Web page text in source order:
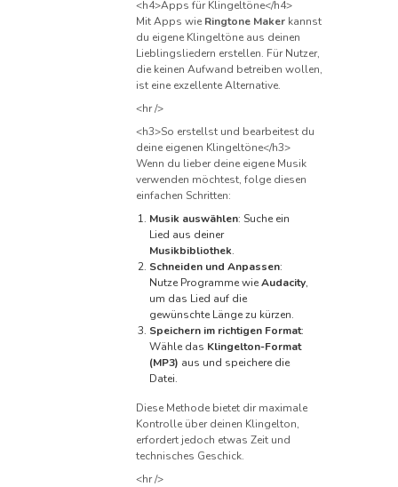
<h4>Apps für Klingeltöne</h4>
Mit Apps wie Ringtone Makerkannst
du eigene Klingeltöne aus deinen
Lieblingsliedern erstellen. Für Nutzer,
die keinen Aufwand betreiben wollen,
ist eine exzellente Alternative.
<hr />
<h3>So erstellst und bearbeitest du
deine eigenen Klingeltöne</h3>
Wenn du lieber deine eigene Musik
verwenden möchtest, folge diesen
einfachen Schritten:
Musik auswählen: Suche ein
Lied aus deiner
Musikbibliothek.
Schneiden und Anpassen:
Nutze Programme wieAudacity,
um das Lied auf die
gewünschte Länge zu kürzen.
Speichern im richtigen Format:
Wähle das Klingelton-Format
(MP3) aus und speichere die
Datei.
Diese Methode bietet dir maximale
Kontrolle über deinen Klingelton,
erfordert jedoch etwas Zeit und
technisches Geschick.
<hr />